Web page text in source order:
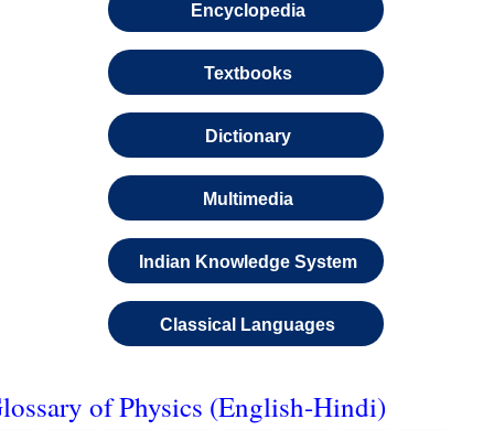
Encyclopedia
Textbooks
Dictionary
Multimedia
Indian Knowledge System
Classical Languages
of Physics (English-Hindi)